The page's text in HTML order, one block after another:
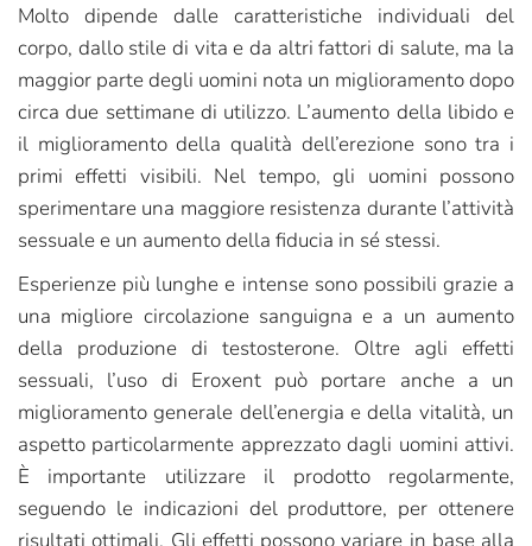
Molto dipende dalle caratteristiche individuali del
corpo, dallo stile di vita e da altri fattori di salute, ma la
maggior parte degli uomini nota un miglioramento dopo
circa due settimane di utilizzo. L’aumento della libido e
il miglioramento della qualità dell’erezione sono tra i
primi effetti visibili. Nel tempo, gli uomini possono
sperimentare una maggiore resistenza durante l’attività
sessuale e un aumento della fiducia in sé stessi.
Esperienze più lunghe e intense sono possibili grazie a
una migliore circolazione sanguigna e a un aumento
della produzione di testosterone. Oltre agli effetti
sessuali, l’uso di Eroxent può portare anche a un
miglioramento generale dell’energia e della vitalità, un
aspetto particolarmente apprezzato dagli uomini attivi.
È importante utilizzare il prodotto regolarmente,
seguendo le indicazioni del produttore, per ottenere
risultati ottimali. Gli effetti possono variare in base alla